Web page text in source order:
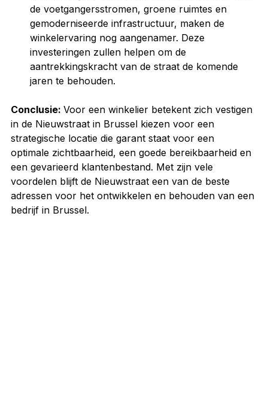
de voetgangersstromen, groene ruimtes en
gemoderniseerde infrastructuur, maken de
winkelervaring nog aangenamer. Deze
investeringen zullen helpen om de
aantrekkingskracht van de straat de komende
jaren te behouden.
Conclusie: Voor een winkelier betekent zich vestigen
in de Nieuwstraat in Brussel kiezen voor een
strategische locatie die garant staat voor een
optimale zichtbaarheid, een goede bereikbaarheid en
een gevarieerd klantenbestand. Met zijn vele
voordelen blijft de Nieuwstraat een van de beste
adressen voor het ontwikkelen en behouden van een
bedrijf in Brussel.